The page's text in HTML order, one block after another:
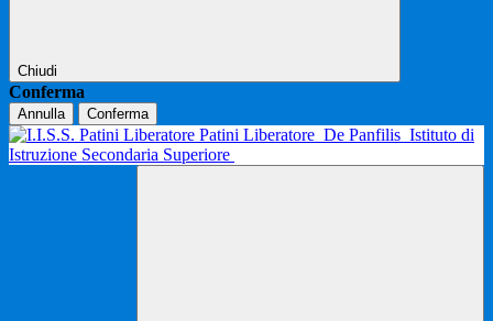
Chiudi
Conferma
Annulla Conferma
Patini Liberatore De Panfilis Istituto di
Istruzione Secondaria Superiore